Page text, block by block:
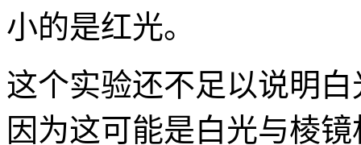
小的是红光。
这个实验还不足以说明
因为这可能是白光与棱